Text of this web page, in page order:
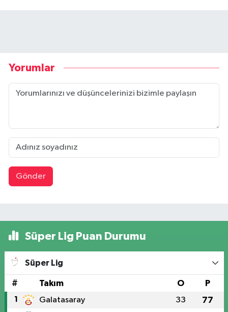
Yorumlar
Gönder
Süper Lig Puan Durumu
Süper Lig
# Takım O P
1 Galatasaray 33 77